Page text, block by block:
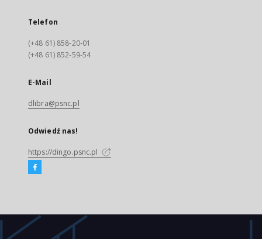
Telefon
(+48 61) 858-20-01
(+48 61) 852-59-54
E-Mail
dlibra@psnc.pl
Odwiedź nas!
https://dingo.psnc.pl